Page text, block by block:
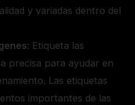
y variadas dentro del
: Etiqueta las
precisa para ayudar en
Las etiquetas
importantes de las